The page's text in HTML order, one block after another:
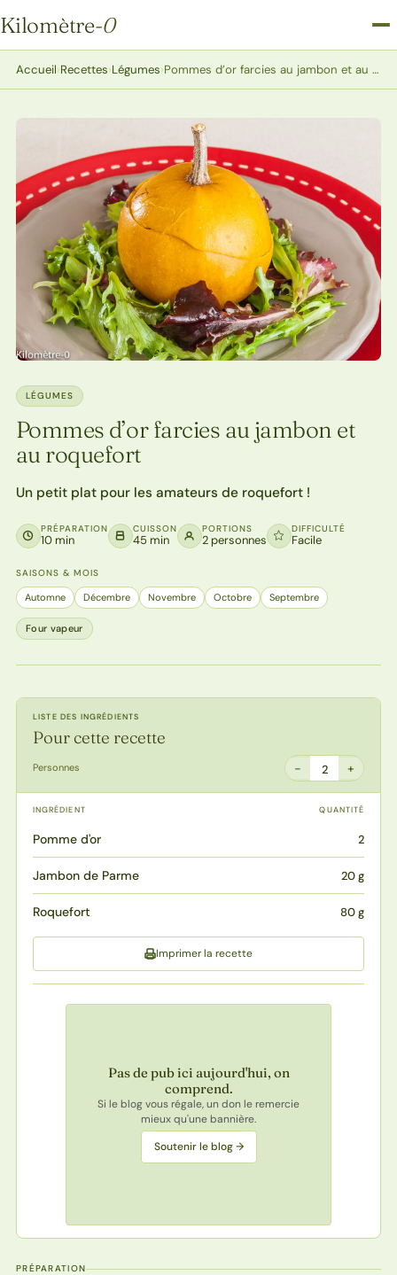
Kilomètre-0
Kilomètre-0
Accueil›Recettes›Légumes› Pommes d’or farcies au jambon et au roquefort
LÉGUMES
Pommes d’or farcies au jambon et
au roquefort
Un petit plat pour les amateurs de roquefort !
PRÉPARATION
10 min
CUISSON
45 min
PORTIONS
2 personnes
DIFFICULTÉ
Facile
SAISONS & MOIS
Automne Décembre Novembre Octobre Septembre
Four vapeur
LISTE DES INGRÉDIENTS
Pour cette recette
Personnes − 2 +
INGRÉDIENT QUANTITÉ
Pomme d'or 2
Jambon de Parme 20 g
Roquefort 80 g
Imprimer la recette
Pas de pub ici aujourd'hui, on
comprend.
Si le blog vous régale, un don le remercie
mieux qu'une bannière.
Soutenir le blog →
PRÉPARATION